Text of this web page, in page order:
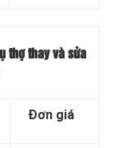
thợ thay và sửa
Đơn giá